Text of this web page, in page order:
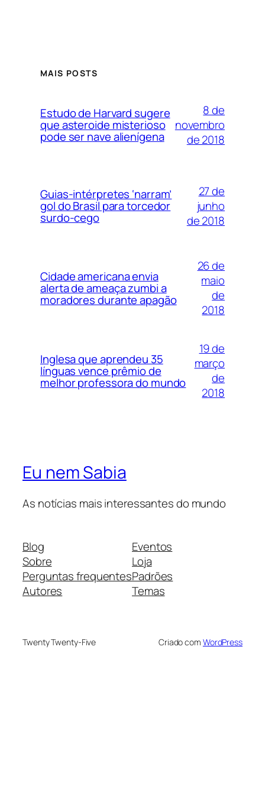
MAIS POSTS
Estudo de Harvard sugere
que asteroide misterioso
pode ser nave alienígena
8 de
novembro
de 2018
Guias-intérpretes ‘narram’
gol do Brasil para torcedor
surdo-cego
27 de
junho
de 2018
Cidade americana envia
alerta de ameaça zumbi a
moradores durante apagão
26 de
maio
de
2018
Inglesa que aprendeu 35
línguas vence prêmio de
melhor professora do mundo
19 de
março
de
2018
Eu nem Sabia
As notícias mais interessantes do mundo
Blog
Sobre
Perguntas frequentes
Autores
Eventos
Loja
Padrões
Temas
Twenty Twenty-Five Criado com WordPress